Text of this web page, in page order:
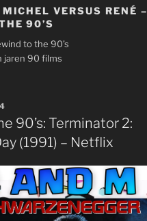
MICHEL VERSUS RENÉ –
90’S
to the 90’s
jaren 90 films
90’s: Terminator 2:
(1991) – Netflix